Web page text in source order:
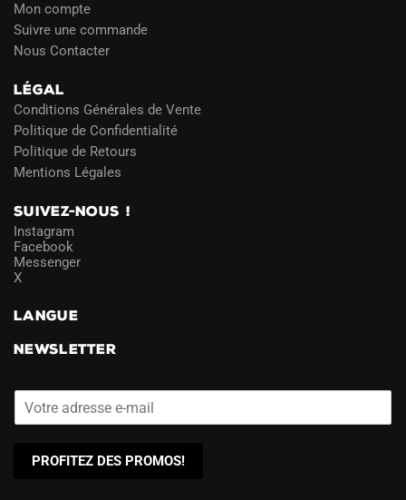
Mon compte
Suivre une commande
Nous Contacter
LÉGAL
Conditions Générales de Vente
Politique de Confidentialité
Politique de Retours
Mentions Légales
SUIVEZ-NOUS !
Instagram
Facebook
Messenger
X
LANGUE
NEWSLETTER
PROFITEZ DES PROMOS!